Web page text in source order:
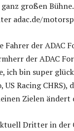
großen
adac.de/
Fahrer der ADAC
der ADAC
ich bin super
US Racing
Zielen ändert
Dritter in der